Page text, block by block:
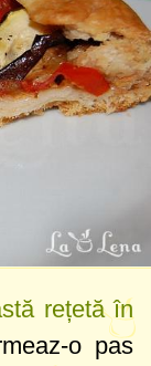
rețetă în
o pas